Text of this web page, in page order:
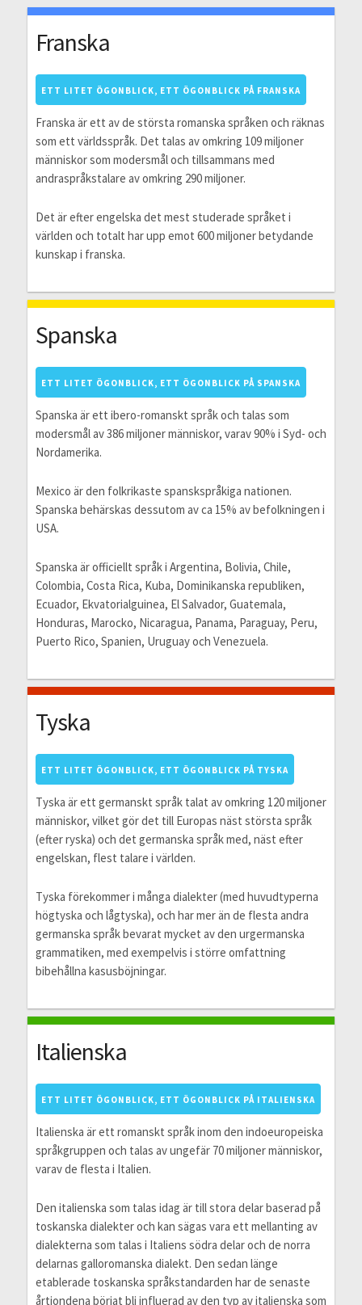
Franska
ETT LITET ÖGONBLICK, ETT ÖGONBLICK PÅ FRANSKA
Franska är ett av de största romanska språken och räknas
som ett världsspråk. Det talas av omkring 109 miljoner
människor som modersmål och tillsammans med
andraspråkstalare av omkring 290 miljoner.
Det är efter engelska det mest studerade språket i
världen och totalt har upp emot 600 miljoner betydande
kunskap i franska.
Spanska
ETT LITET ÖGONBLICK, ETT ÖGONBLICK PÅ SPANSKA
Spanska är ett ibero-romanskt språk och talas som
modersmål av 386 miljoner människor, varav 90% i Syd- och
Nordamerika.
Mexico är den folkrikaste spanskspråkiga nationen.
Spanska behärskas dessutom av ca 15% av befolkningen i
USA.
Spanska är officiellt språk i Argentina, Bolivia, Chile,
Colombia, Costa Rica, Kuba, Dominikanska republiken,
Ecuador, Ekvatorialguinea, El Salvador, Guatemala,
Honduras, Marocko, Nicaragua, Panama, Paraguay, Peru,
Puerto Rico, Spanien, Uruguay och Venezuela.
Tyska
ETT LITET ÖGONBLICK, ETT ÖGONBLICK PÅ TYSKA
Tyska är ett germanskt språk talat av omkring 120 miljoner
människor, vilket gör det till Europas näst största språk
(efter ryska) och det germanska språk med, näst efter
engelskan, flest talare i världen.
Tyska förekommer i många dialekter (med huvudtyperna
högtyska och lågtyska), och har mer än de flesta andra
germanska språk bevarat mycket av den urgermanska
grammatiken, med exempelvis i större omfattning
bibehållna kasusböjningar.
Italienska
ETT LITET ÖGONBLICK, ETT ÖGONBLICK PÅ ITALIENSKA
Italienska är ett romanskt språk inom den indoeuropeiska
språkgruppen och talas av ungefär 70 miljoner människor,
varav de flesta i Italien.
Den italienska som talas idag är till stora delar baserad på
toskanska dialekter och kan sägas vara ett mellanting av
dialekterna som talas i Italiens södra delar och de norra
delarnas galloromanska dialekt. Den sedan länge
etablerade toskanska språkstandarden har de senaste
årtiondena börjat bli influerad av den typ av italienska som